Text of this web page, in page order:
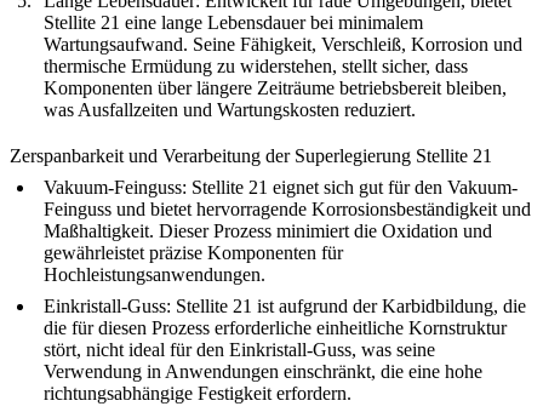
Stellite 21 eine lange Lebensdauer bei minimalem
Wartungsaufwand. Seine Fähigkeit, Verschleiß, Korrosion und
thermische Ermüdung zu widerstehen, stellt sicher, dass
Komponenten über längere Zeiträume betriebsbereit bleiben,
was Ausfallzeiten und Wartungskosten reduziert.
Zerspanbarkeit und Verarbeitung der Superlegierung Stellite 21
Vakuum-Feinguss: Stellite 21 eignet sich gut für den Vakuum-
Feinguss und bietet hervorragende Korrosionsbeständigkeit und
Maßhaltigkeit. Dieser Prozess minimiert die Oxidation und
gewährleistet präzise Komponenten für
Hochleistungsanwendungen.
Einkristall-Guss: Stellite 21 ist aufgrund der Karbidbildung, die
die für diesen Prozess erforderliche einheitliche Kornstruktur
stört, nicht ideal für den Einkristall-Guss, was seine
Verwendung in Anwendungen einschränkt, die eine hohe
richtungsabhängige Festigkeit erfordern.